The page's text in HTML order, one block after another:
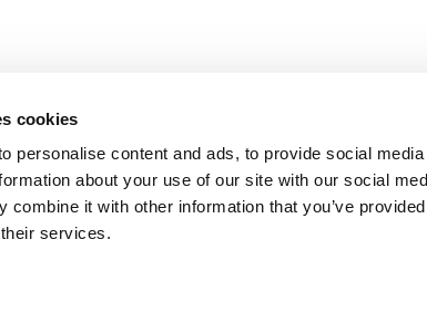
cookies
personalise content and ads, to provide social
about your use of our site with our social
combine it with other information that you’ve
services.
web local?